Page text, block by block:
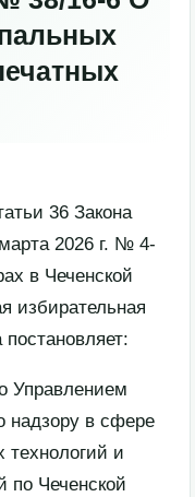
36 Закона
2026 г. № 4-
в Чеченской
избирательная
Управлением
надзору в сфере
и
по Чеченской